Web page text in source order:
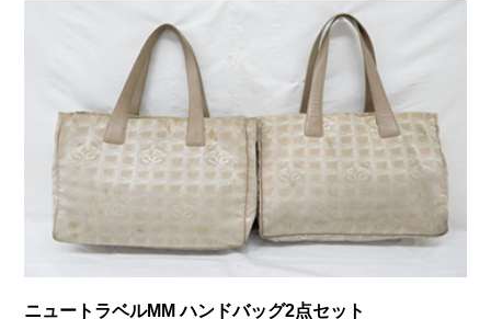
ニュートラベルMM ハンドバッグ2点セット